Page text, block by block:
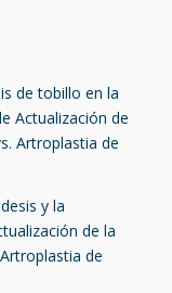
de tobillo en la
Actualización de
Artroplastia de
y la
de la
de